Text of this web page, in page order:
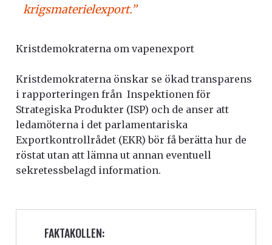
krigsmaterielexport.”
Kristdemokraterna om vapenexport
Kristdemokraterna önskar se ökad transparens
i rapporteringen från Inspektionen för
Strategiska Produkter (ISP) och de anser att
ledamöterna i det parlamentariska
Exportkontrollrådet (EKR) bör få berätta hur de
röstat utan att lämna ut annan eventuell
sekretessbelagd information.
FAKTAKOLLEN: